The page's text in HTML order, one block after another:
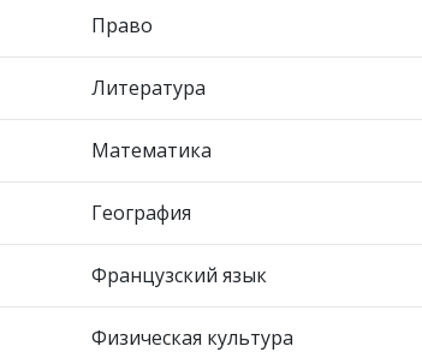
Право
Литература
Математика
География
Французский язык
Физическая культура